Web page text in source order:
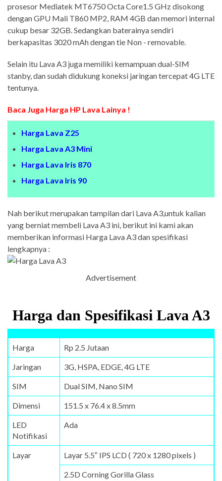
prosesor Mediatek MT6750 Octa Core1.5 GHz disokong
dengan GPU Mali T860 MP2, RAM 4GB dan memori internal
cukup besar 32GB. Sedangkan baterainya sendiri
berkapasitas 3020 mAh dengan tie Non - removable.
Selain itu Lava A3 juga memiliki kemampuan dual-SIM
stanby, dan sudah didukung koneksi jaringan tercepat 4G LTE
tentunya.
Baca Juga Harga HP Lava Lainya !
Harga Lava Z25
Harga Lava A3 Mini
Harga Lava Iris 870
Harga Lava Iris 90
Nah berikut merupakan tampilan dari Lava A3,untuk kalian
yang berniat membeli Lava A3 ini, berikut ini kami akan
memberikan informasi Harga Lava A3 dan spesifikasi
lengkapnya :
Advertisement
Harga dan Spesifikasi Lava A3
Harga Rp 2.5 Jutaan
Jaringan 3G, HSPA, EDGE, 4G LTE
SIM Dual SIM, Nano SIM
Dimensi 151.5 x 76.4 x 8.5mm
LED
Notifikasi
Ada
Layar Layar 5.5″ IPS LCD ( 720 x 1280 pixels )
2.5D Corning Gorilla Glass